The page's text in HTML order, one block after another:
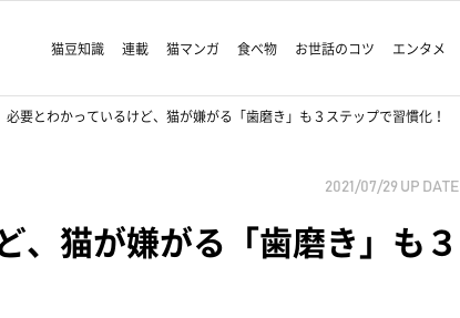
猫豆知識 連載 猫マンガ 食べ物 お世話のコツ エンタメ
必要とわかっているけど、猫が嫌がる「歯磨き」も３ステップで習慣化！
2021/07/29 UP DATE
、猫が嫌がる「歯磨き」も３